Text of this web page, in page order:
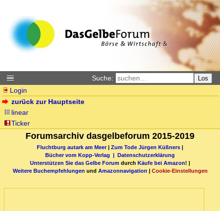
Suche: Los
Login
zurück zur Hauptseite
linear
Ticker
Forumsarchiv dasgelbeforum 2015-2019
Fluchtburg autark am Meer| Zum Tode Jürgen Küßners
Bücher vom Kopp-Verlag |
Datenschutzerklärung
Unterstützen Sie das Gelbe Forum durch Käufe bei Amazon! |
Weitere Buchempfehlungen und Amazonnavigation Cookie-Einstellungen